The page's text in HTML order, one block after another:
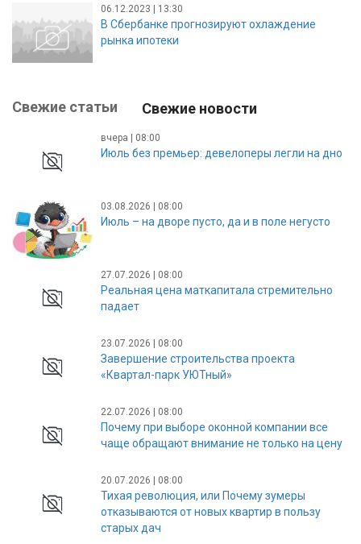
06.12.2023 | 13:30
В Сбербанке прогнозируют охлаждение
рынка ипотеки
Свежие статьи Свежие новости
вчера | 08:00
Июль без премьер: девелоперы легли на дно
03.08.2026 | 08:00
Июль – на дворе пусто, да и в поле негусто
27.07.2026 | 08:00
Реальная цена маткапитала стремительно
падает
23.07.2026 | 08:00
Завершение строительства проекта
«Квартал-парк УЮТный»
22.07.2026 | 08:00
Почему при выборе оконной компании все
чаще обращают внимание не только на цену
20.07.2026 | 08:00
Тихая революция, или Почему зумеры
отказываются от новых квартир в пользу
старых дач